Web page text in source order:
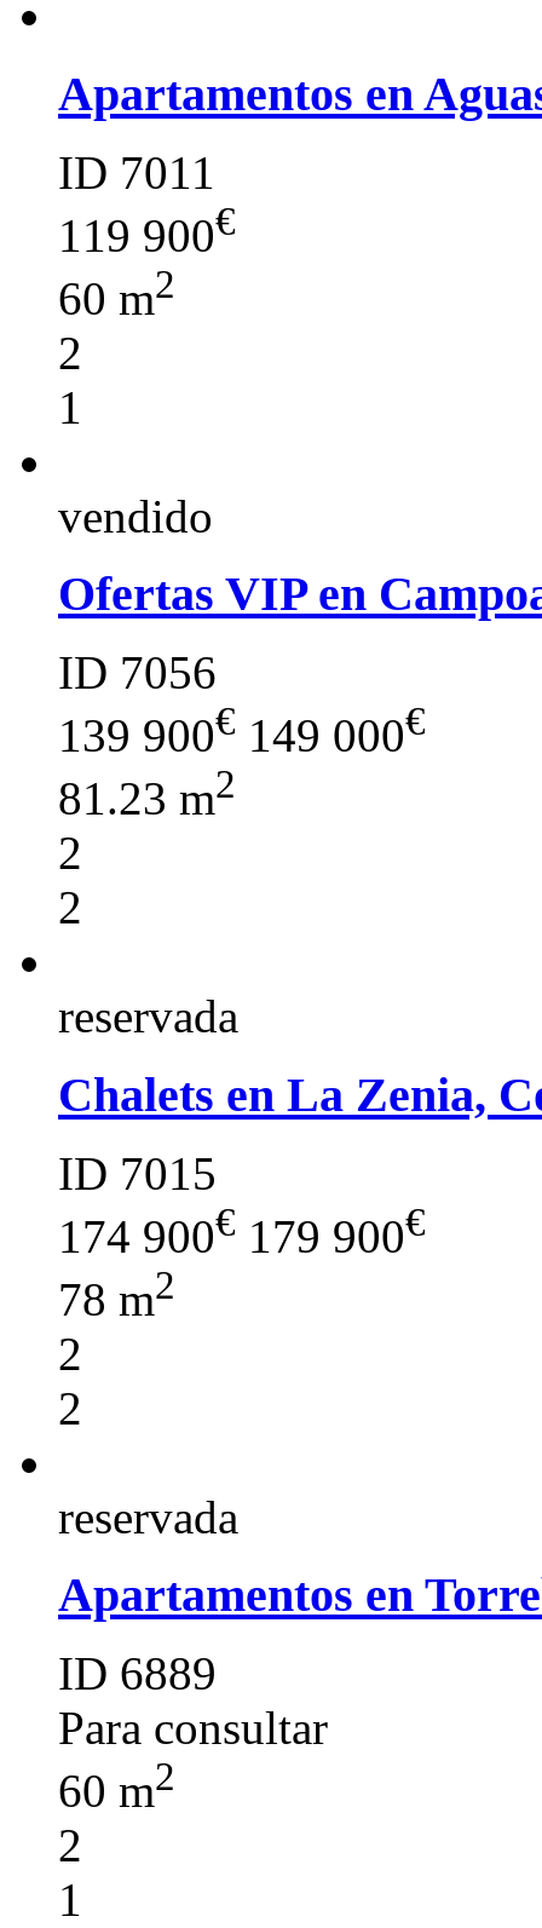
Apartamentos en
ID 7011
119 900€
60 m2
2
1
vendido
Ofertas VIP en
ID 7056
139 900€ 149 000€
81.23 m2
2
2
reservada
Chalets en La Zenia,
ID 7015
174 900€ 179 900€
78 m2
2
2
reservada
Apartamentos en
ID 6889
Para consultar
60 m2
2
1